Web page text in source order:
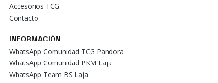
Accesorios TCG
Contacto
INFORMACIÓN
WhatsApp Comunidad TCG Pandora
WhatsApp Comunidad PKM Laja
WhatsApp Team BS Laja